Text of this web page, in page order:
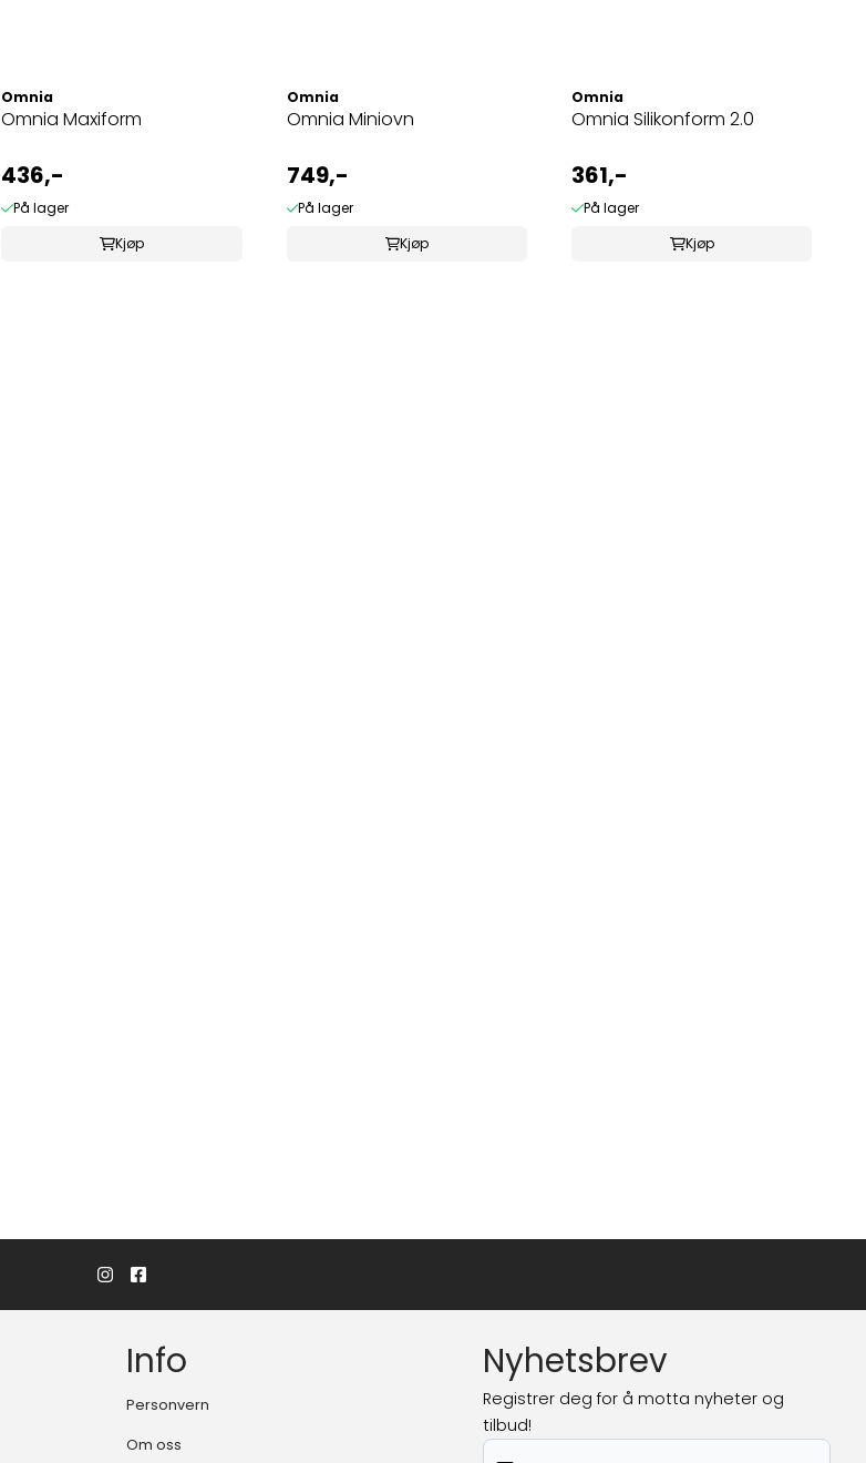
Omnia
Omnia Maxiform
436,-
På lager
Kjøp
Omnia
Omnia Miniovn
749,-
På lager
Kjøp
Omnia
Omnia Silikonform 2.0
361,-
På lager
Kjøp
Info
Personvern
Om oss
Nyhetsbrev
Registrer deg for å motta nyheter og
tilbud!
E-post